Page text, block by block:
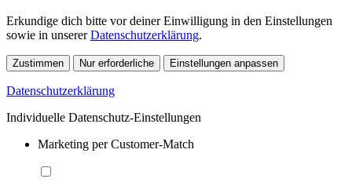
Erkundige dich bitte vor deiner Einwilligung in den Einstellungen
sowie in unsererDatenschutzerklärung.
Zustimmen Nur erforderliche Einstellungen anpassen
Datenschutzerklärung
Individuelle Datenschutz-Einstellungen
Marketing per Customer-Match